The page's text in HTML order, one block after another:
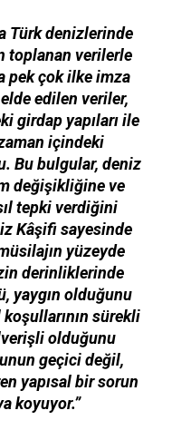
Türk denizlerinde
toplanan verilerle
pek çok ilke imza
edilen veriler,
girdap yapıları ile
içindeki
Bu bulgular, deniz
değişikliğine ve
tepki verdiğini
Kâşifi sayesinde
yüzeyde
derinliklerinde
yaygın olduğunu
sürekli
olduğunu
geçici değil,
yapısal bir sorun
koyuyor.”